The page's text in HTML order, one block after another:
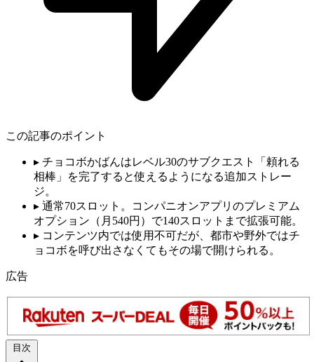
この記事のポイント
▸ チョコボかばんはレベル30のサブクエスト「頼れる
相棒」を完了すると使えるようになる追加ストレー
ジ。
▸ 通常70スロット。コンパニオンアプリのプレミアム
オプション（月540円）で140スロットまで拡張可能。
▸ コンテンツ内では使用不可だが、都市や野外ではチ
ョコボを呼び出さなくてもその場で開けられる。
広告
目次